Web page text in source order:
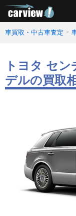
車買取・中古車査定
トヨタ セ
デルの買取